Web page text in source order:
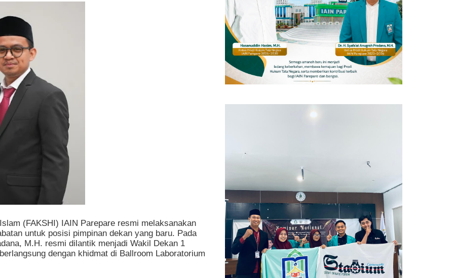
(FAKSHI) IAIN Parepare resmi melaksanakan
untuk posisi pimpinan dekan yang baru. Pada
M.H. resmi dilantik menjadi Wakil Dekan 1
dengan khidmat di Ballroom Laboratorium